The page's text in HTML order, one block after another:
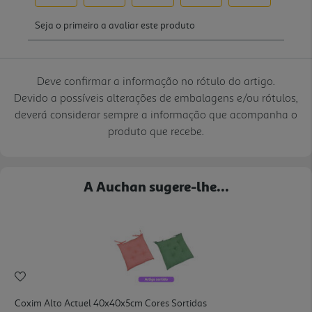
Deve confirmar a informação no rótulo do artigo.
Devido a possíveis alterações de embalagens e/ou rótulos,
deverá considerar sempre a informação que acompanha o
produto que recebe.
A Auchan sugere-lhe...
Coxim Alto Actuel 40x40x5cm Cores Sortidas